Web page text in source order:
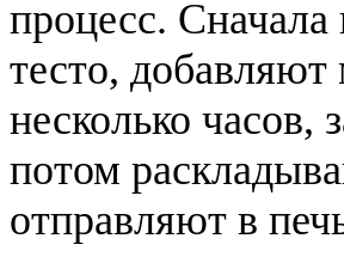
процесс.
тесто, добавляют
несколько часов,
потом
отправляют в